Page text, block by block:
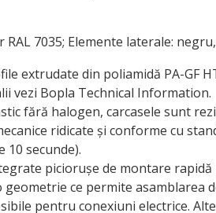
7035; Elemente laterale:
extrudate din poliamidă PA-GF
vezi Bopla Technical Information.
fără halogen, carcasele sunt
ridicate și conforme cu
10 secunde).
piciorușe de montare rapidă
geometrie ce permite asamblarea
pentru conexiuni electrice.